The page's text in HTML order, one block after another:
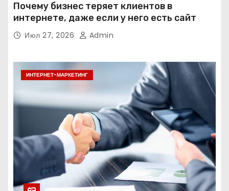
Почему бизнес теряет клиентов в
интернете, даже если у него есть сайт
Июл 27, 2026 Admin
ИНТЕРНЕТ-МАРКЕТИНГ